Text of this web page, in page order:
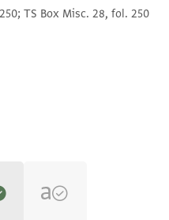
TS Box Misc. 28, fol. 250